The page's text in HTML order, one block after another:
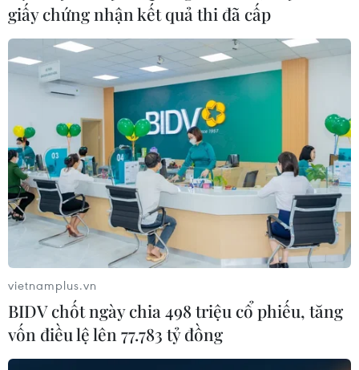
Thủ tướng Phạm Minh
Chính đến dự Hội nghị
công bố và triển khai Quy
hoạch tổng thể quốc gia
thời kỳ 2021-2030. (Ảnh:
Dương Giang/TTXVN)
(TTXVN/Vietnam+)
giấy chứng nhận kết quả thi đã cấp
vietnamplus.vn
BIDV chốt ngày chia 498 triệu cổ phiếu, tăng
vốn điều lệ lên 77.783 tỷ đồng